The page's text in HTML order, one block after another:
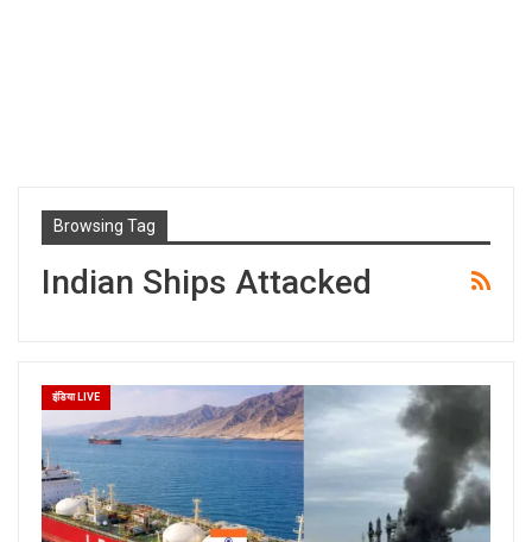
Browsing Tag
Indian Ships Attacked
इंडिया LIVE